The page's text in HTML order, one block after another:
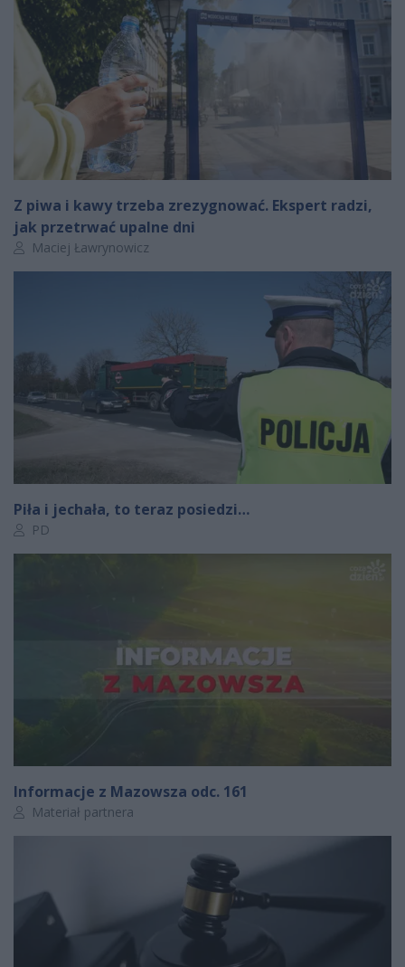
Z piwa i kawy trzeba zrezygnować. Ekspert radzi,
jak przetrwać upalne dni
Autor artykułu:
Maciej Ławrynowicz
Piła i jechała, to teraz posiedzi…
Autor artykułu:
PD
Informacje z Mazowsza odc. 161
Autor artykułu:
Materiał partnera